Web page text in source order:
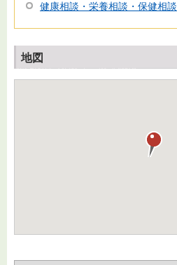
健康相談・栄養相談・保健相談
地図